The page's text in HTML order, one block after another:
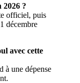
2026 ?
officiel, puis
décembre
avec cette
à une dépense